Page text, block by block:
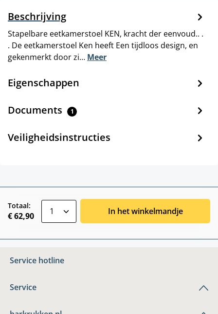
Beschrijving
Stapelbare eetkamerstoel KEN, kracht der eenvoud.. .
. De eetkamerstoel Ken heeft Een tijdloos design, en
gekenmerkt door zi… Meer
Eigenschappen
Documents 1
Veiligheidsinstructies
Totaal:
€ 62,90 In het winkelmandje
Service hotline
Service